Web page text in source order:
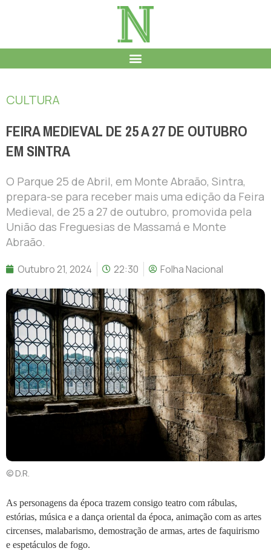
CULTURA
FEIRA MEDIEVAL DE 25 A 27 DE OUTUBRO
EM SINTRA
O Parque 25 de Abril, em Monte Abraão, Sintra,
prepara-se para receber mais uma edição da Feira
Medieval, de 25 a 27 de outubro, promovida pela
União das Freguesias de Massamá e Monte
Abraão.
Outubro 21, 2024 22:30 Folha Nacional
© D.R.
As personagens da época trazem consigo teatro com rábulas,
estórias, música e a dança oriental da época, animação com as artes
circenses, malabarismo, demostração de armas, artes de faquirismo
e espetáculos de fogo.